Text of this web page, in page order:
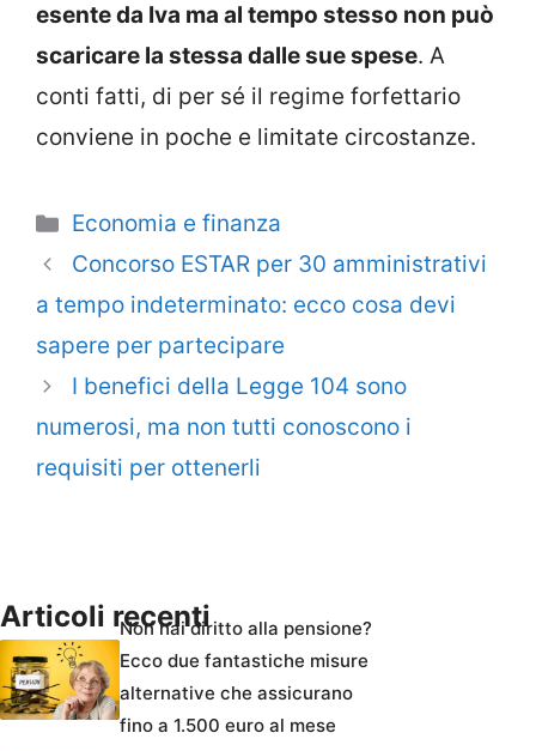
esente da Iva ma al tempo stesso non può
scaricare la stessa dalle sue spese. A
conti fatti, di per sé il regime forfettario
conviene in poche e limitate circostanze.
Categorie
Economia e finanza
Concorso ESTAR per 30 amministrativi
a tempo indeterminato: ecco cosa devi
sapere per partecipare
I benefici della Legge 104 sono
numerosi, ma non tutti conoscono i
requisiti per ottenerli
Articoli recentiNon hai diritto alla pensione?
Ecco due fantastiche misure
alternative che assicurano
fino a 1.500 euro al mese